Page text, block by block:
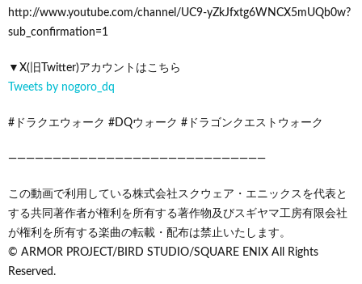
http://www.youtube.com/channel/UC9-yZkJfxtg6WNCX5mUQb0w?
sub_confirmation=1
▼X(旧Twitter)アカウントはこちら
Tweets by nogoro_dq
#ドラクエウォーク #DQウォーク #ドラゴンクエストウォーク
—————————————————————————————
この動画で利用している株式会社スクウェア・エニックスを代表と
する共同著作者が権利を所有する著作物及びスギヤマ工房有限会社
が権利を所有する楽曲の転載・配布は禁止いたします。
© ARMOR PROJECT/BIRD STUDIO/SQUARE ENIX All Rights
Reserved.